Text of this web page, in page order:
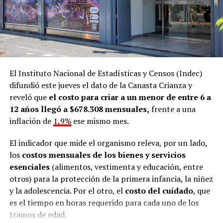
El Instituto Nacional de Estadísticas y Censos (Indec)
difundió este jueves el dato de la Canasta Crianza y
reveló que el costo para criar a un menor de entre 6 a
12 años llegó a $678.308 mensuales, frente a una
inflación de 1,9%ese mismo mes.
El indicador que mide el organismo releva, por un lado,
loscostos mensuales de los bienes y servicios
esenciales(alimentos, vestimenta y educación, entre
otros) para la protección de la primera infancia, la niñez
y la adolescencia. Por el otro, el costo del cuidado, que
es el tiempo en horas requerido para cada uno de los
tramos de edad.